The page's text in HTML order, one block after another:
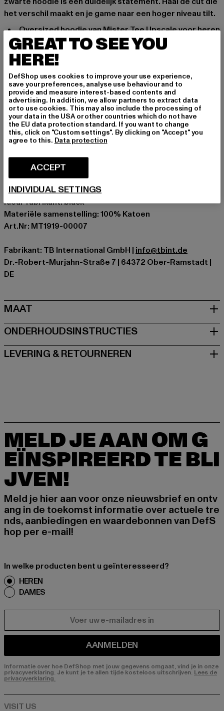
het verschil maakt en je game naar een hoger niveau tilt.
Oversized hoodie van Mister Tee Upscale voor heren
Capuchon met koord voor breedteverstelling
Print op de voorkant
Elastische geribde manchetten op de arm en heupen
zorgen voor een goede pasvorm
Opgezette kangoeroezak
Puur katoen biedt aangenaam draagcomfort
Gelegenheid: Alledaags, Comfortabel, Chillen, Vrije tijd
Halslijn: Kap
Type huls: Lange mouw
Merk: Mister Tee Upscale
Kategori: Hoodies
Kleur: schwarz
Kleur fabrikant: black
Materiële samenstelling: 100% Katoen
Art.Nr: MT1919-00007
Fabrikant: TB International GmbH | info@tbint.de
Dr.-Robert-Murjahn-Straße 7 | 64372 Ober-Ramstadt |
DE
MAAT
ONDERHOUDSINSTRUCTIES
LEVERING & RETOURNEREN
MELD JE AAN OM G
EÏNSPIREERD TE BLI
JVEN!
Meld je hier aan voor onze nieuwsbrief en ontv
ang in de toekomst informatie over actuele tre
nds, aanbiedingen en waardebonnen van DefS
hop per e-mail!
In welke producten bent u geïnteresseerd?
HEREN
DAMES
AANMELDEN
Informatie over hoe DefShop met jouw gegevens omgaat, vind je in onze
privacyverklaring. Je kunt je te allen tijde kosteloos uitschrijven. Lees de
privacyverklaring.
GREAT TO SEE YOU
HERE!
DefShop uses cookies to improve your use experience,
save your preferences, analyse use behaviour and to
provide and measure interest-based contents and
advertising. In addition, we allow partners to extract data
or to use cookies. This may also include the processing of
your data in the USA or other countries which do not have
the EU data protection standard. If you want to change
this, click on "Custom settings". By clicking on "Accept" you
agree to this. Data protection
ACCEPT
INDIVIDUAL SETTINGS